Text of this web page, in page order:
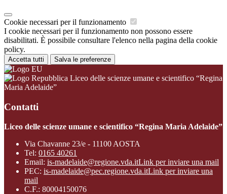
Cookie necessari per il funzionamento
I cookie necessari per il funzionamento non possono essere
disabilitati. È possibile consultare l'elenco nella pagina della cookie
policy.
Accetta tutti Salva le preferenze
Liceo delle scienze umane e scientifico “Regina
Maria Adelaide”
Contatti
Liceo delle scienze umane e scientifico “Regina Maria Adelaide”
Via Chavanne 23/e - 11100 AOSTA
Tel: 0165 40261
Email: is-madelaide@regione.vda.itLink per inviare una mail
PEC: is-madelaide@pec.regione.vda.itLink per inviare una
mail
C.F.: 80004150076